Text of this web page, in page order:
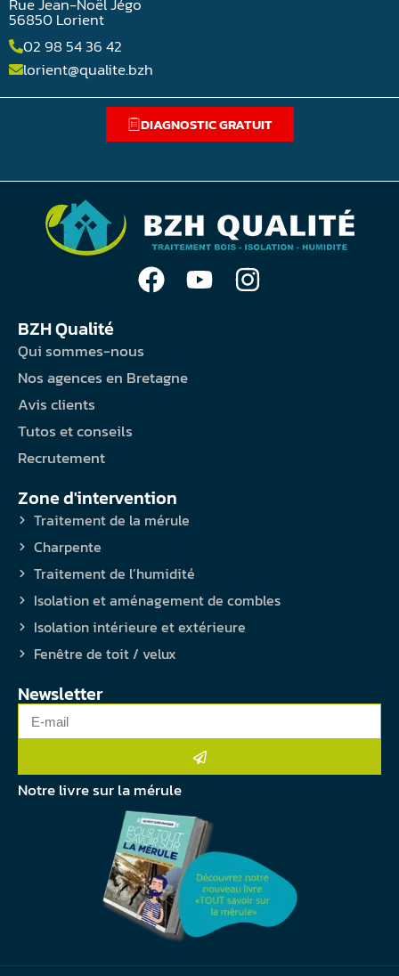
Rue Jean-Noël Jégo
56850 Lorient
02 98 54 36 42
lorient@qualite.bzh
DIAGNOSTIC GRATUIT
BZH Qualité
Qui sommes-nous
Nos agences en Bretagne
Avis clients
Tutos et conseils
Recrutement
Zone d'intervention
Traitement de la mérule
Charpente
Traitement de l’humidité
Isolation et aménagement de combles
Isolation intérieure et extérieure
Fenêtre de toit / velux
Newsletter
Notre livre sur la mérule